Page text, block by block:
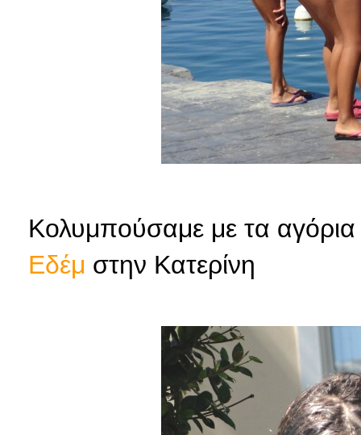
Κολυμπούσαμε με τα αγόρια
Εδέμ στην Κατερίνη